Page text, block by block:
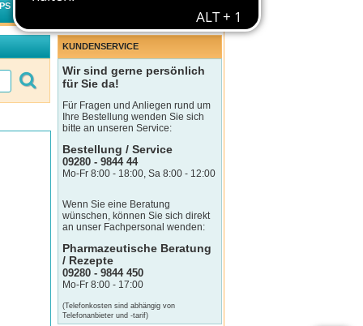
KUNDENSERVICE
Wir sind gerne persönlich
für Sie da!
Für Fragen und Anliegen rund um
Ihre Bestellung wenden Sie sich
bitte an unseren Service:
Bestellung / Service
09280 - 9844 44
Mo-Fr 8:00 - 18:00, Sa 8:00 - 12:00
Wenn Sie eine Beratung
wünschen, können Sie sich direkt
an unser Fachpersonal wenden:
Pharmazeutische Beratung
/ Rezepte
09280 - 9844 450
Mo-Fr 8:00 - 17:00
(Telefonkosten sind abhängig von
Telefonanbieter und -tarif)